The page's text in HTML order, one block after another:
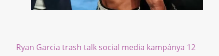
Ryan Garcia trash talk social media kampánya 12